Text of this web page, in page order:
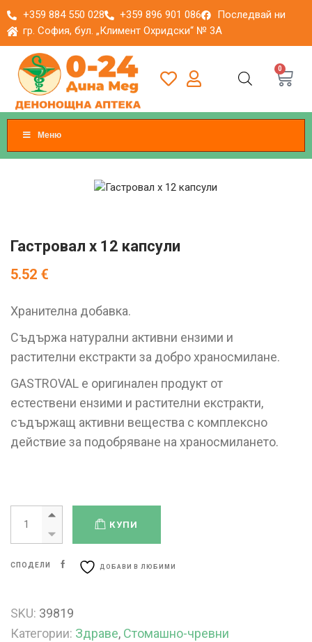
+359 884 550 028 +359 896 901 086
Последвай ни
гр. София, бул. „Климент Охридски“ № 3A
0
Меню
Гастровал х 12 капсули
5.52 €
Хранителна добавка.
Съдържа натурални активни ензими и
растителни екстракти за добро храносмилане.
GASTROVAL е оригинален продукт от
естествени ензими и растителни екстракти,
съдържащ активни вещества с комплексно
действие за подобряване на храносмилането.
КУПИ
СПОДЕЛИ ДОБАВИ В ЛЮБИМИ
SKU: 39819
Категории: Здраве, Стомашно-чревни